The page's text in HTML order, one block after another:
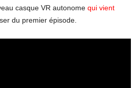
casque VR autonome qui vient
du premier épisode.